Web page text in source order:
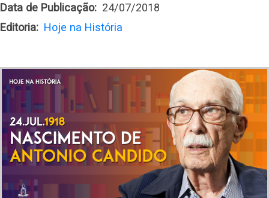
Data de Publicação
24/07/2018
Editoria
Hoje na História